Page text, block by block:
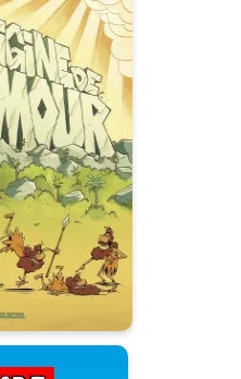
de
01
de parution :
qui raconte
!